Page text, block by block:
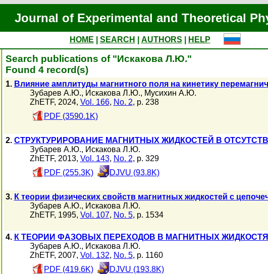
Journal of Experimental and Theoretical
HOME SEARCH AUTHORS
HELP
Search publications of "Искакова Л.Ю."
Found 4 record(s)
1. Влияние амплитуды магнитного поля на кинетику
Зубарев А.Ю., Искакова Л.Ю., Мусихин А.Ю.
ZhETF, 2024, Vol. 166, No. 2, p. 238
PDF (3590.1K)
2. СТРУКТУРИРОВАНИЕ МАГНИТНЫХ ЖИДКОСТЕЙ В
Зубарев А.Ю., Искакова Л.Ю.
ZhETF, 2013, Vol. 143, No. 2, p. 329
PDF (255.3K)
DJVU (93.8K)
3. К теории физических свойств магнитных жидкостей с
Зубарев А.Ю., Искакова Л.Ю.
ZhETF, 1995, Vol. 107, No. 5, p. 1534
4. К ТЕОРИИ ФАЗОВЫХ ПЕРЕХОДОВ В МАГНИТНЫХ
Зубарев А.Ю., Искакова Л.Ю.
ZhETF, 2007, Vol. 132, No. 5, p. 1160
PDF (419.6K)
DJVU (193.8K)